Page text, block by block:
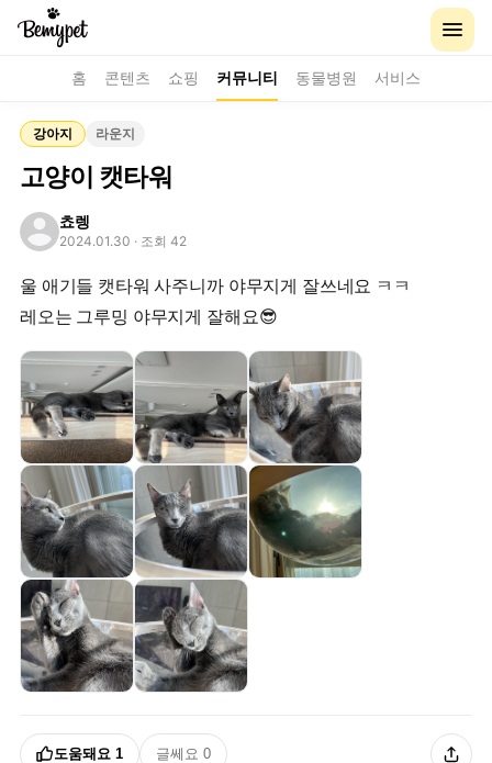
홈 콘텐츠 쇼핑 커뮤니티 동물병원 서비스
강아지 라운지
고양이 캣타워
쵸렝
2024.01.30 · 조회 42
울 애기들 캣타워 사주니까 야무지게 잘쓰네요 ㅋㅋ
레오는 그루밍 야무지게 잘해요😎
도움돼요 1 글쎄요 0